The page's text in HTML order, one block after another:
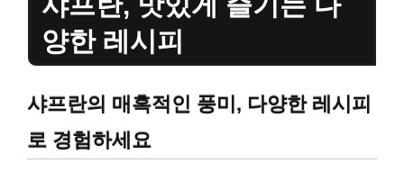
양한 레시피
샤프란의 매혹적인 풍미, 다양한 레시피
로 경험하세요